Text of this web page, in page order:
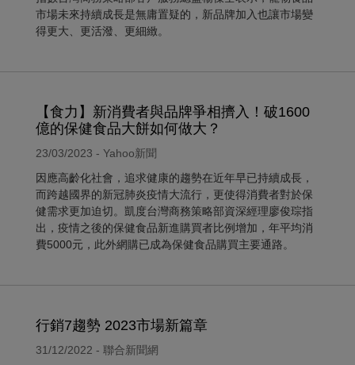
市場未來持續成長是無庸置疑的，新品牌加入也讓市場變
得更大、更活潑、更細緻。
【食力】新消費者與品牌爭相擠入！破1600
億的保健食品大餅如何做大？
23/03/2023 - Yahoo新聞
因應高齡化社會，追求健康的趨勢在近年早已持續成長，
而跨越國界的新冠肺炎疫情大流行，更使得消費者對於保
健需求更加迫切。凱度台灣商務策略部資深經理廖俊琮指
出，疫情之後的保健食品新進購買者比例增加，年平均消
費5000元，此外網購已成為保健食品購買主要通路。
行銷7趨勢 2023市場新篇章
31/12/2022 - 聯合新聞網